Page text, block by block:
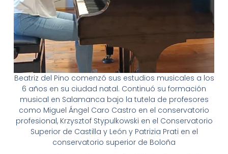
Beatriz del Pino comenzó sus estudios musicales a los
6 años en su ciudad natal. Continuó su formación
musical en Salamanca bajo la tutela de profesores
como Miguel Ángel Caro Castro en el conservatorio
profesional, Krzysztof Stypulkowski en el Conservatorio
Superior de Castilla y León y Patrizia Prati en el
conservatorio superior de Boloña